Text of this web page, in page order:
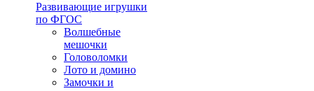
Развивающие игрушки
по ФГОС
Волшебные
мешочки
Головоломки
Лото и домино
Замочки и